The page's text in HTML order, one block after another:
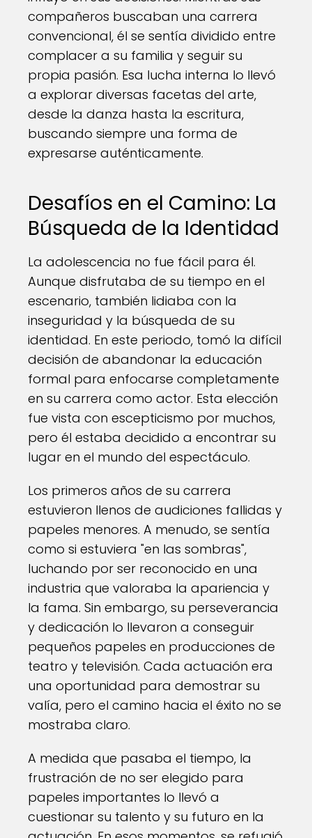
compañeros buscaban una carrera
convencional, él se sentía dividido entre
complacer a su familia y seguir su
propia pasión. Esa lucha interna lo llevó
a explorar diversas facetas del arte,
desde la danza hasta la escritura,
buscando siempre una forma de
expresarse auténticamente.
Desafíos en el Camino: La
Búsqueda de la Identidad
La adolescencia no fue fácil para él.
Aunque disfrutaba de su tiempo en el
escenario, también lidiaba con la
inseguridad y la búsqueda de su
identidad. En este periodo, tomó la difícil
decisión de abandonar la educación
formal para enfocarse completamente
en su carrera como actor. Esta elección
fue vista con escepticismo por muchos,
pero él estaba decidido a encontrar su
lugar en el mundo del espectáculo.
Los primeros años de su carrera
estuvieron llenos de audiciones fallidas y
papeles menores. A menudo, se sentía
como si estuviera "en las sombras",
luchando por ser reconocido en una
industria que valoraba la apariencia y
la fama. Sin embargo, su perseverancia
y dedicación lo llevaron a conseguir
pequeños papeles en producciones de
teatro y televisión. Cada actuación era
una oportunidad para demostrar su
valía, pero el camino hacia el éxito no se
mostraba claro.
A medida que pasaba el tiempo, la
frustración de no ser elegido para
papeles importantes lo llevó a
cuestionar su talento y su futuro en la